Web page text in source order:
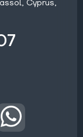
Cyprus,